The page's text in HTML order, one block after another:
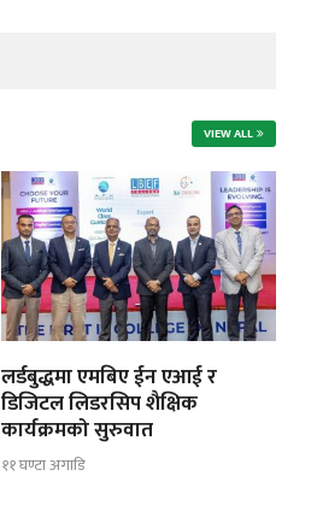
VIEW ALL
लर्डबुद्धमा एमबिए ईन एआई र
डिजिटल लिडरसिप शैक्षिक
कार्यक्रमको सुरुवात
११ घण्टा अगाडि